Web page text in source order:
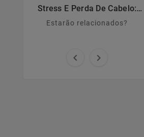
Stress E Perda De Cabelo:
Estarão relacionados?
 